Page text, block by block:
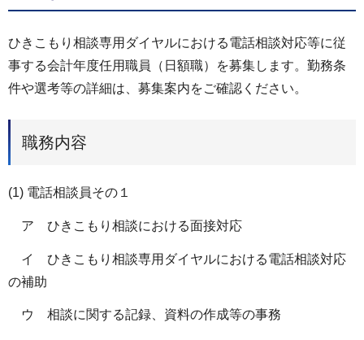
ひきこもり相談専用ダイヤルにおける電話相談対応等に従
事する会計年度任用職員（日額職）を募集します。勤務条
件や選考等の詳細は、募集案内をご確認ください。
職務内容
(1) 電話相談員その１
ア ひきこもり相談における面接対応
イ ひきこもり相談専用ダイヤルにおける電話相談対応
の補助
ウ 相談に関する記録、資料の作成等の事務